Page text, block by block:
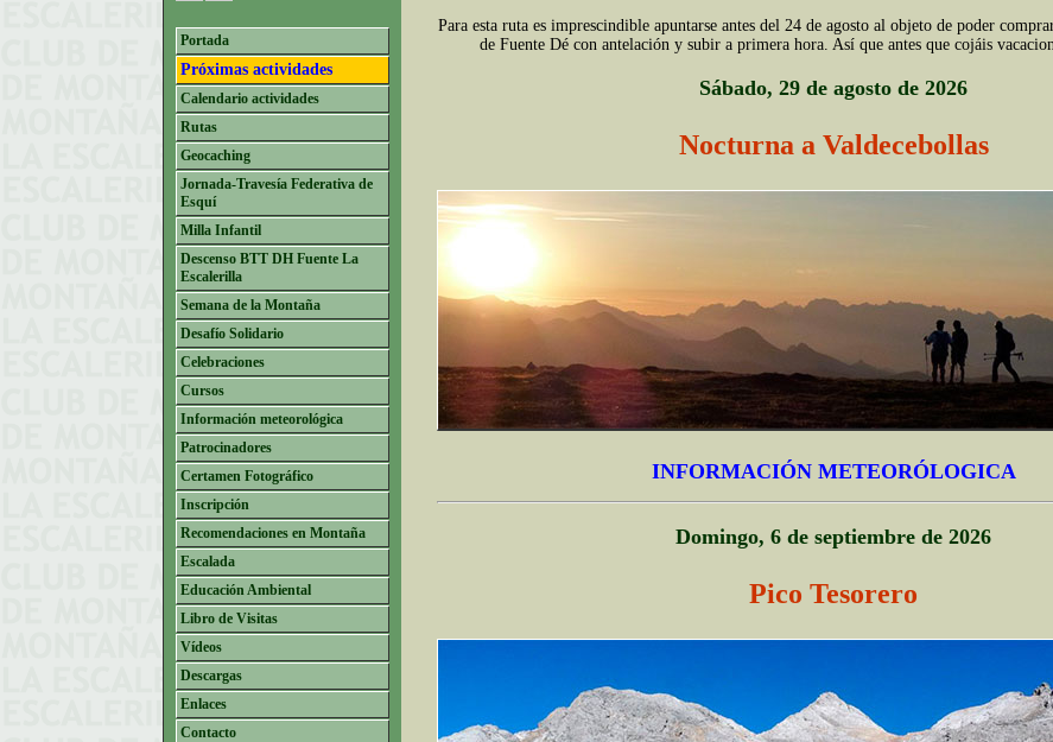
Portada
Próximas actividades
Calendario actividades
Rutas
Geocaching
Jornada-Travesía Federativa de
Esquí
Milla Infantil
Descenso BTT DH Fuente La
Escalerilla
Semana de la Montaña
Desafío Solidario
Celebraciones
Cursos
Información meteorológica
Patrocinadores
Certamen Fotográfico
Inscripción
Recomendaciones en Montaña
Escalada
Educación Ambiental
Libro de Visitas
Vídeos
Descargas
Enlaces
Contacto
Para esta ruta es imprescindible apuntarse antes del 24 de agosto al objeto de poder
de Fuente Dé con antelación y subir a primera hora. Así que antes que cojáis
Sábado, 29 de agosto de 2026
Nocturna a Valdecebollas
INFORMACIÓN METEORÓLOGICA
Domingo, 6 de septiembre de 2026
Pico Tesorero